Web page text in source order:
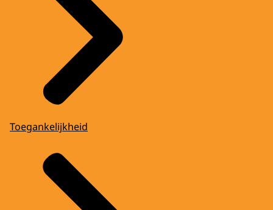
Toegankelijkheid